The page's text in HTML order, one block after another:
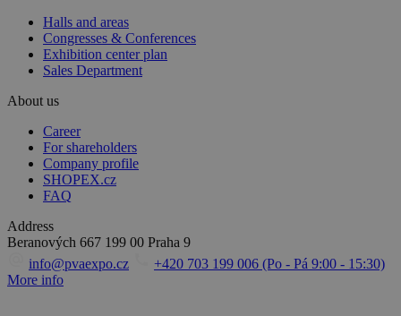
Halls and areas
Congresses & Conferences
Exhibition center plan
Sales Department
About us
Career
For shareholders
Company profile
SHOPEX.cz
FAQ
Address
Beranových 667 199 00 Praha 9
info@pvaexpo.cz
+420 703 199 006 (Po - Pá 9:00 - 15:30)
More info